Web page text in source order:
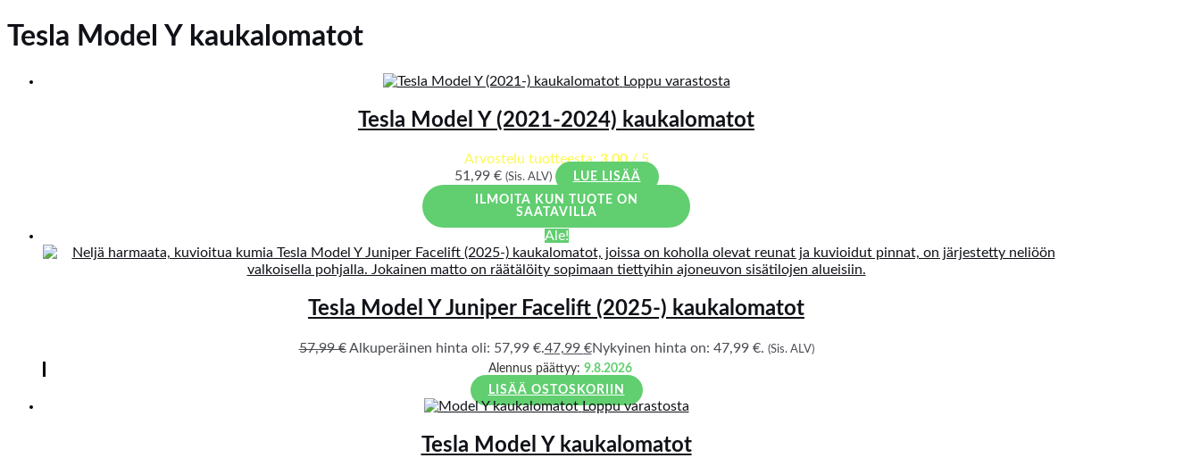
Tesla Model Y kaukalomatot
Loppu varastosta
Tesla Model Y (2021-2024) kaukalomatot
Arvostelu tuotteesta:3.00/ 5
51,99 € (Sis. ALV)
LUE LISÄÄ
ILMOITA KUN TUOTE ON
SAATAVILLA
Ale!
Tesla Model Y Juniper Facelift (2025-) kaukalomatot
57,99€ Alkuperäinen hinta oli: 57,99 €.47,99 €Nykyinen hinta on: 47,99 €. (Sis. ALV)
Alennus päättyy: 9.8.2026
LISÄÄ OSTOSKORIIN
Loppu varastosta
Tesla Model Y kaukalomatot